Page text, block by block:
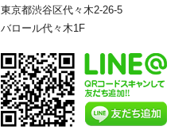
東京都渋谷区代々木2-26-5
バロール代々木1F